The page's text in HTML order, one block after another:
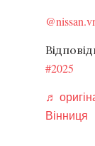
#2025
♬
Вінниця